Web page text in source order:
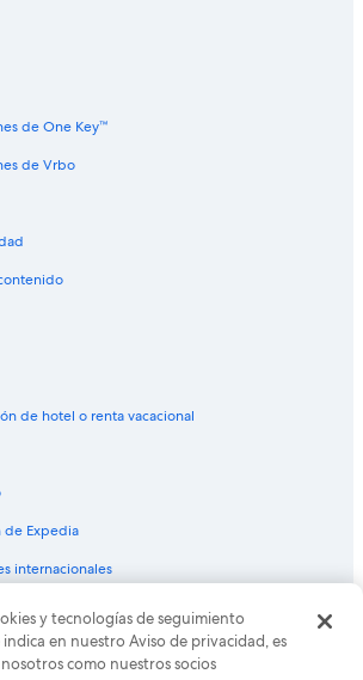
de One Key™
de Vrbo
de hotel o renta vacacional
de Expedia
internacionales
una empresa de Expedia Group. Todos los
Expedia y el logo de Expedia son marcas
comerciales de Expedia, Inc. CST# 2029030-50.
y tecnologías de seguimiento
indica en nuestro Aviso de privacidad, es
como nuestros socios